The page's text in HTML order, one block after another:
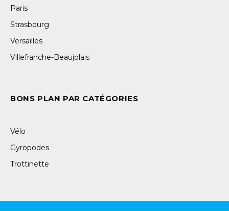
Paris
Strasbourg
Versailles
Villefranche-Beaujolais
BONS PLAN PAR CATÉGORIES
Vélo
Gyropodes
Trottinette